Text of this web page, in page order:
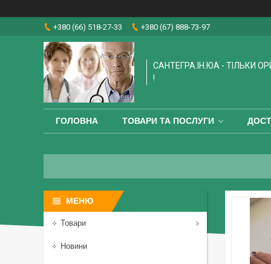
+380 (66) 518-27-33 +380 (67) 888-73-97
САНТЕГРА.ІН.ЮА - ТІЛЬКИ
!
ГОЛОВНА ТОВАРИ ТА ПОСЛУГИ
Товари
Новини